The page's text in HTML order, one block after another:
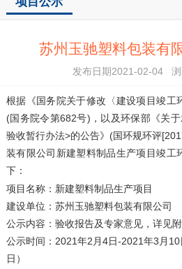
苏州玉驰塑料包装有
发布日期2021-02-04
根据《国务院关于修改〈建设项目竣工
(国务院令第682号)，以及环保部《关
验收暂行办法>的公告》(国环规环评
装有限公司 新建塑料制品生产项目竣工
下：
项目名称： 新建塑料制品生产项目
建设单位： 苏州玉驰塑料包装有限公司
公示内容：验收报告及专家意见，详见附
公示时间：2021年2月4日-2021年3月
日）